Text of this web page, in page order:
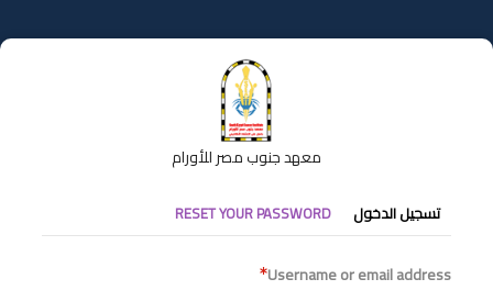
إلى
المحتوى
معهد جنوب مصر للأورام
التبويبات
الأساسية
تسجيل الدخول RESET YOUR PASSWORD
Username or email address